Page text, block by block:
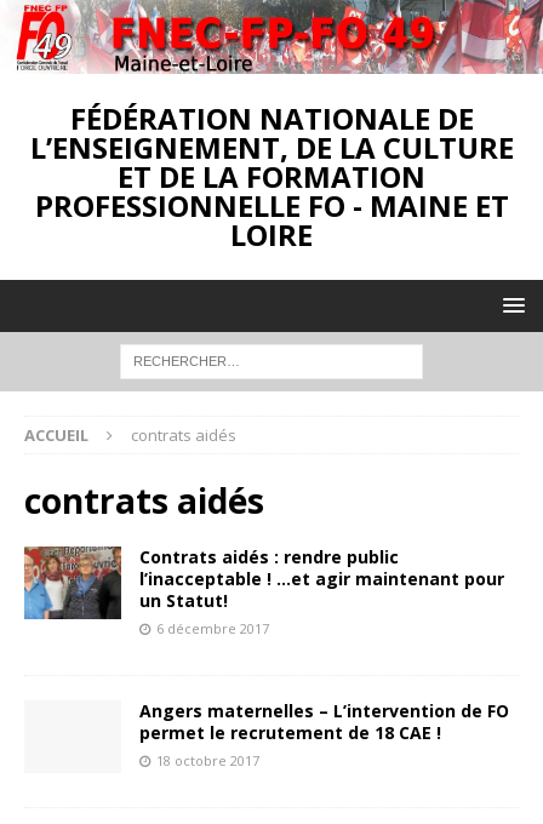
FÉDÉRATION NATIONALE DE
L’ENSEIGNEMENT, DE LA CULTURE
ET DE LA FORMATION
PROFESSIONNELLE FO - MAINE ET
LOIRE
ACCUEIL contrats aidés
contrats aidés
Contrats aidés : rendre public
l’inacceptable ! …et agir maintenant pour
un Statut!
6 décembre 2017
Angers maternelles – L’intervention de FO
permet le recrutement de 18 CAE !
18 octobre 2017